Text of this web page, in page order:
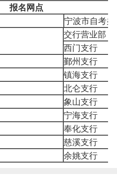
报名网点
宁波市自考
交行营业部
西门支行
鄞州支行
镇海支行
北仑支行
象山支行
宁海支行
奉化支行
慈溪支行
余姚支行